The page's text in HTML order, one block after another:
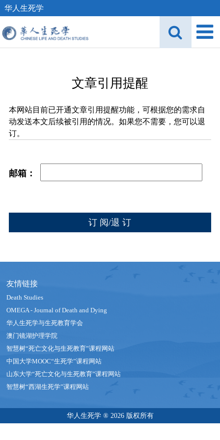
华人生死学
文章引用提醒
本网站目前已开通文章引用提醒功能，可根据您的需求自
动发送本文后续被引用的情况。如果您不需要，您可以退
订。
邮箱：
友情链接
Death Studies
OMEGA - Journal of Death and Dying
华人生死学与生死教育学会
澳门镜湖护理学院
智慧树“死亡文化与生死教育”课程网站
中国大学MOOC“生死学”课程网站
山东大学“死亡文化与生死教育”课程网站
智慧树“西湖生死学”课程网站
华人生死学 ® 2026 版权所有